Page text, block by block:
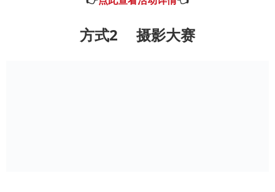
方式2 摄影大赛